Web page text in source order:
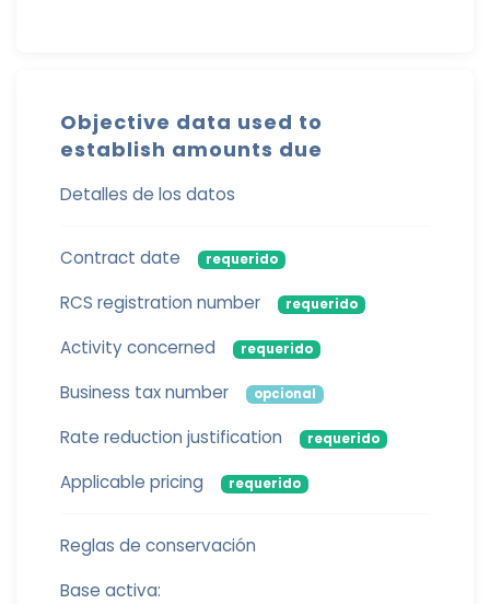
Objective data used to
establish amounts due
Detalles de los datos
Contract date requerido
RCS registration number requerido
Activity concerned requerido
Business tax number opcional
Rate reduction justification requerido
Applicable pricing requerido
Reglas de conservación
Base activa: